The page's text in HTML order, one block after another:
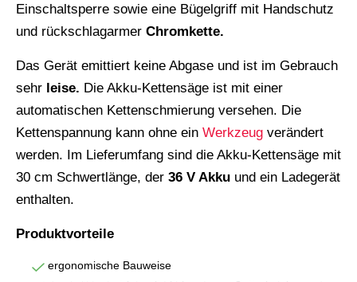
Einschaltsperre sowie eine Bügelgriff mit Handschutz
und rückschlagarmer Chromkette.
Das Gerät emittiert keine Abgase und ist im Gebrauch
sehr leise. Die Akku-Kettensäge ist mit einer
automatischen Kettenschmierung versehen. Die
Kettenspannung kann ohne ein Werkzeug verändert
werden. Im Lieferumfang sind die Akku-Kettensäge mit
30 cm Schwertlänge, der 36 V Akku und ein Ladegerät
enthalten.
Produktvorteile
ergonomische Bauweise